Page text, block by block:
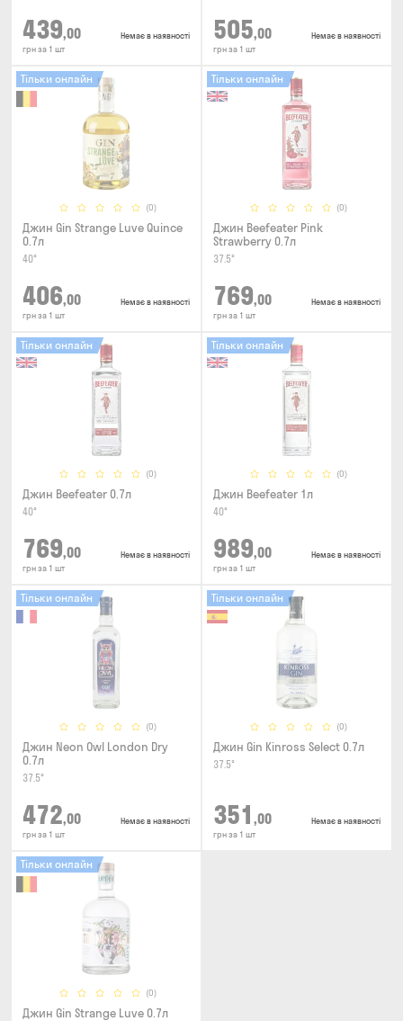
439,00
грн за 1 шт
Немає в наявності 505,00
грн за 1 шт
Немає в наявності
(0)
Тільки онлайн
Джин Gin Strange Luve Quince
0.7л
40°
406,00
грн за 1 шт
Немає в наявності
(0)
Тільки онлайн
Джин Beefeater Pink
Strawberry 0.7л
37.5°
769,00
грн за 1 шт
Немає в наявності
(0)
Тільки онлайн
Джин Beefeater 0.7л
40°
769,00
грн за 1 шт
Немає в наявності
(0)
Тільки онлайн
Джин Beefeater 1л
40°
989,00
грн за 1 шт
Немає в наявності
(0)
Тільки онлайн
Джин Neon Owl London Dry
0.7л
37.5°
472,00
грн за 1 шт
Немає в наявності
(0)
Тільки онлайн
Джин Gin Kinross Select 0.7л
37.5°
351 ,00
грн за 1 шт
Немає в наявності
(0)
Тільки онлайн
Джин Gin Strange Luve 0.7л